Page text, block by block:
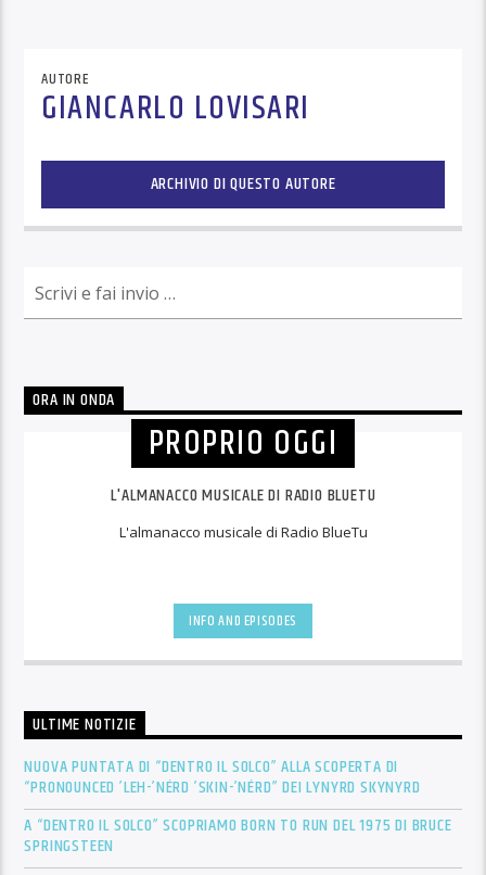
AUTORE
GIANCARLO LOVISARI
ARCHIVIO DI QUESTO AUTORE
ORA IN ONDA
PROPRIO OGGI
L'ALMANACCO MUSICALE DI RADIO BLUETU
L'almanacco musicale di Radio BlueTu
INFO AND EPISODES
ULTIME NOTIZIE
NUOVA PUNTATA DI “DENTRO IL SOLCO” ALLA SCOPERTA DI
“PRONOUNCED ’LEH-’NÉRD ’SKIN-’NÉRD” DEI LYNYRD SKYNYRD
A “DENTRO IL SOLCO” SCOPRIAMO BORN TO RUN DEL 1975 DI BRUCE
SPRINGSTEEN